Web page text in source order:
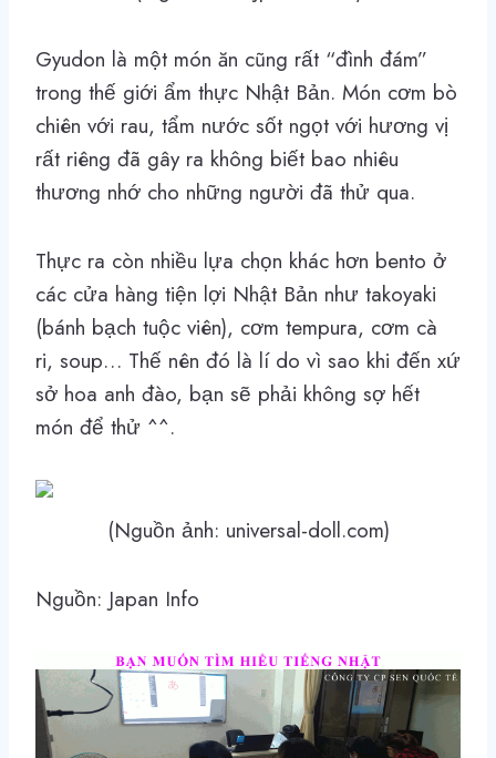
Gyudon là một món ăn cũng rất “đình đám”
trong thế giới ẩm thực Nhật Bản. Món cơm bò
chiên với rau, tẩm nước sốt ngọt với hương vị
rất riêng đã gây ra không biết bao nhiêu
thương nhớ cho những người đã thử qua.
Thực ra còn nhiều lựa chọn khác hơn bento ở
các cửa hàng tiện lợi Nhật Bản như takoyaki
(bánh bạch tuộc viên), cơm tempura, cơm cà
ri, soup… Thế nên đó là lí do vì sao khi đến xứ
sở hoa anh đào, bạn sẽ phải không sợ hết
món để thử ^^.
(Nguồn ảnh: universal-doll.com)
Nguồn: Japan Info